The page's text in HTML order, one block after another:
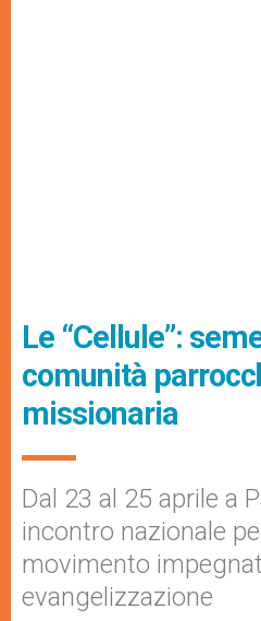
Le “Cellule”:
comunità
missionaria
Dal 23 al 25 aprile a
incontro nazionale
movimento
evangelizzazione